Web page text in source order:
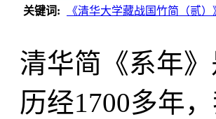
关键词:
《清华大学藏战国竹简（贰）
清华简《系年
历经1700多年